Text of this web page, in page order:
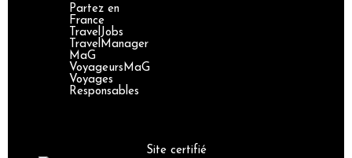
Partez en
France
TravelJobs
TravelManager
MaG
VoyageursMaG
Voyages
Responsables
Site certifié